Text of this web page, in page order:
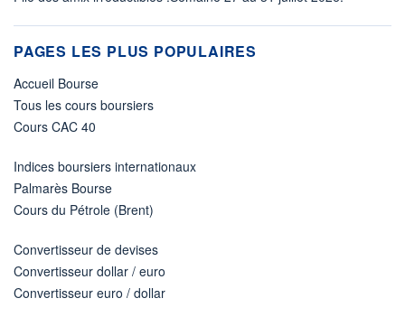
PAGES LES PLUS POPULAIRES
Accueil Bourse
Tous les cours boursiers
Cours CAC 40
Indices boursiers internationaux
Palmarès Bourse
Cours du Pétrole (Brent)
Convertisseur de devises
Convertisseur dollar / euro
Convertisseur euro / dollar